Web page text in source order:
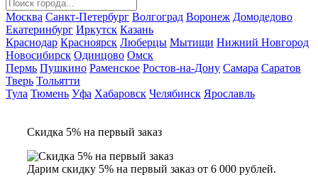
Москва Санкт-Петербург Волгоград Воронеж Домодедово
Екатеринбург Иркутск Казань
Краснодар Красноярск Люберцы Мытищи Нижний Новгород
Новосибирск Одинцово Омск
Пермь Пушкино Раменское Ростов-на-Дону Самара Саратов
Тверь Тольятти
Тула Тюмень Уфа Хабаровск Челябинск Ярославль
Скидка 5% на первый заказ
Дарим скидку 5% на первый заказ от 6 000 рублей.